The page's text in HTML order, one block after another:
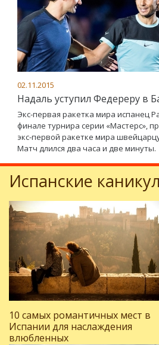
02.11.2015
Надаль уступил Федереру в
Экс-первая ракетка мира испанец
финале турнира серии «Мастерс»,
экс-первой ракетке мира
Матч длился два часа и две минуты.
Испанские
10 самых романтичных мест в
Испании для наслаждения
влюбленных